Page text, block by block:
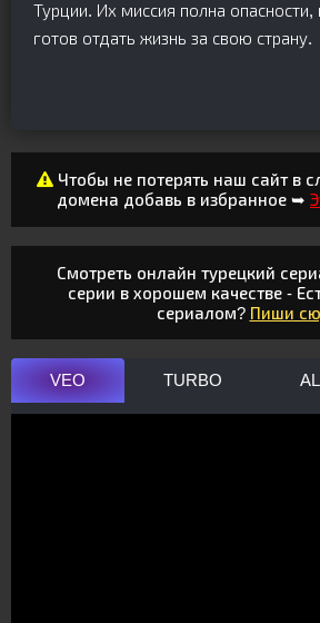
Турции. Их миссия полна
готов отдать жизнь за свою страну.
Чтобы не потерять наш сайт в
домена добавь в избранное ➥
Смотреть онлайн турецкий
серии в хорошем качестве -
сериалом? Пиши
VEO TURBO